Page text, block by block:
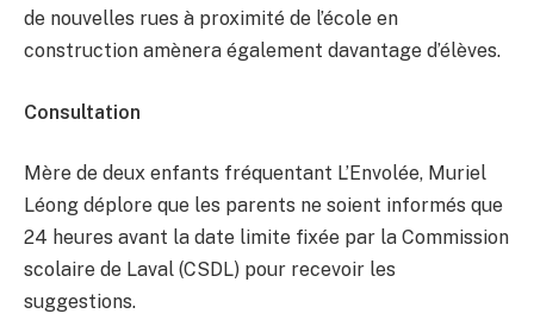
de nouvelles rues à proximité de l’école en
construction amènera également davantage d’élèves.
Consultation
Mère de deux enfants fréquentant L’Envolée, Muriel
Léong déplore que les parents ne soient informés que
24 heures avant la date limite fixée par la Commission
scolaire de Laval (CSDL) pour recevoir les
suggestions.